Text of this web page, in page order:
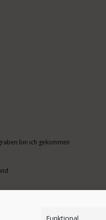
bin ich gekommen